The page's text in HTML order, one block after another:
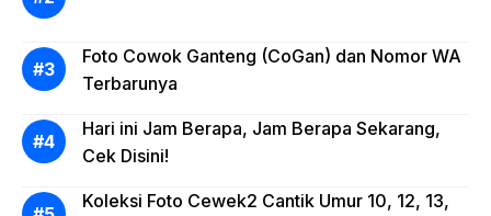
Foto Cowok Ganteng (CoGan) dan Nomor WA
Terbarunya
Hari ini Jam Berapa, Jam Berapa Sekarang,
Cek Disini!
Koleksi Foto Cewek2 Cantik Umur 10, 12, 13,